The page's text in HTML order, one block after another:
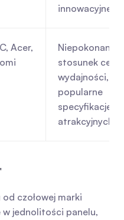
innowacyjne
Acer,
Niepokonany
stosunek ceny
wydajności,
popularne
specyfikacje w
atrakcyjnych
czołowej marki
jednolitości panelu,